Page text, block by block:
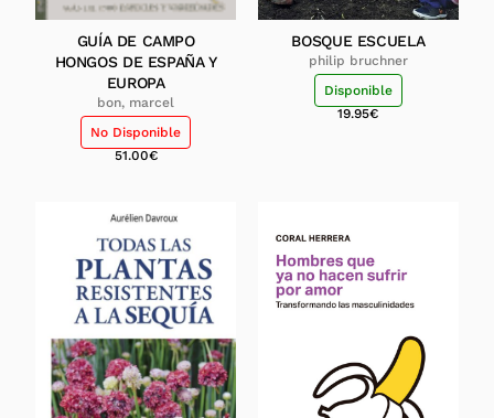
GUÍA DE CAMPO
HONGOS DE ESPAÑA Y
EUROPA
bon, marcel
No Disponible
51.00€
BOSQUE ESCUELA
philip bruchner
Disponible
19.95€